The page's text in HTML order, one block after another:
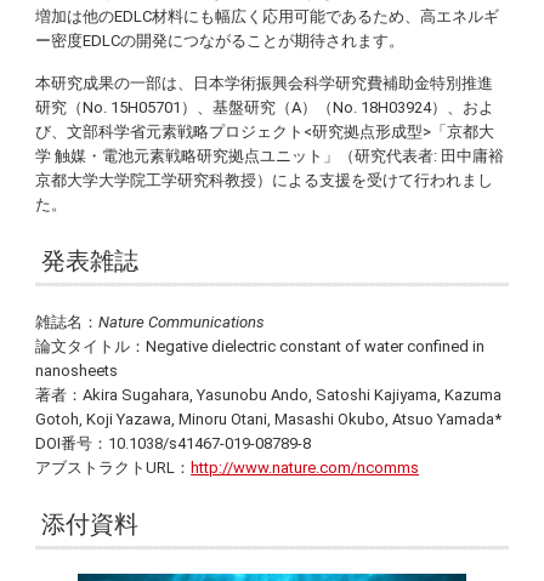
増加は他のEDLC材料にも幅広く応用可能であるため、高エネルギ
ー密度EDLCの開発につながることが期待されます。
本研究成果の一部は、日本学術振興会科学研究費補助金特別推進
研究（No. 15H05701）、基盤研究（A）（No. 18H03924）、およ
び、文部科学省元素戦略プロジェクト<研究拠点形成型>「京都大
学 触媒・電池元素戦略研究拠点ユニット」（研究代表者: 田中庸裕
京都大学大学院工学研究科教授）による支援を受けて行われまし
た。
発表雑誌
雑誌名：Nature Communications
論文タイトル：Negative dielectric constant of water confined in
nanosheets
著者：Akira Sugahara, Yasunobu Ando, Satoshi Kajiyama, Kazuma
Gotoh, Koji Yazawa, Minoru Otani, Masashi Okubo, Atsuo Yamada*
DOI番号：10.1038/s41467-019-08789-8
アブストラクトURL：http://www.nature.com/ncomms
添付資料